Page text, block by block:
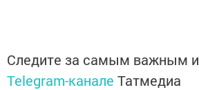
Следите за самым важным
Telegram-канале Татмедиа